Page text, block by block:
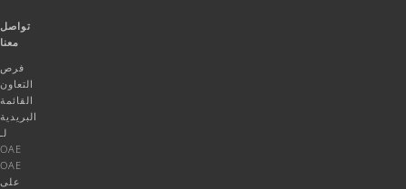
تواصل
معنا
فرص
التعاون
القائمة
البريدية
لـ
OAE
OAE
على